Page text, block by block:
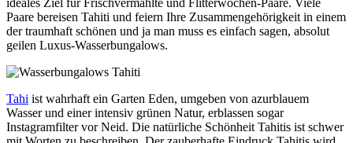
Paare bereisen Tahiti und feiern Ihre Zusammengehörigkeit in einem
der traumhaft schönen und ja man muss es einfach sagen, absolut
geilen Luxus-Wasserbungalows.
Tahi ist wahrhaft ein Garten Eden, umgeben von azurblauem
Wasser und einer intensiv grünen Natur, erblassen sogar
Instagramfilter vor Neid. Die natürliche Schönheit Tahitis ist schwer